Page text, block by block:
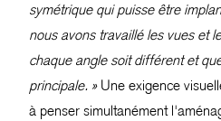
symétrique qui puisse être
nous avons travaillé les vues et
chaque angle soit différent et
principale. »Une exigence
à penser simultanément